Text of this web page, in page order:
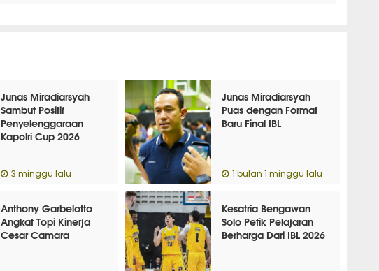
Junas Miradiarsyah
Sambut Positif
Penyelenggaraan
Kapolri Cup 2026
3 minggu lalu
Junas Miradiarsyah
Puas dengan Format
Baru Final IBL
1 bulan 1 minggu lalu
Anthony Garbelotto
Angkat Topi Kinerja
Cesar Camara
Kesatria Bengawan
Solo Petik Pelajaran
Berharga Dari IBL 2026